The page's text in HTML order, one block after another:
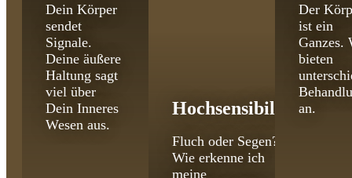
Dein Körper
sendet
Signale.
Deine äußere
Haltung sagt
viel über
Dein Inneres
Wesen aus.
Hochsensibilität
Fluch oder Segen?
Wie erkenne ich
meine
Der
ist ein
Ganzes.
bieten
an.